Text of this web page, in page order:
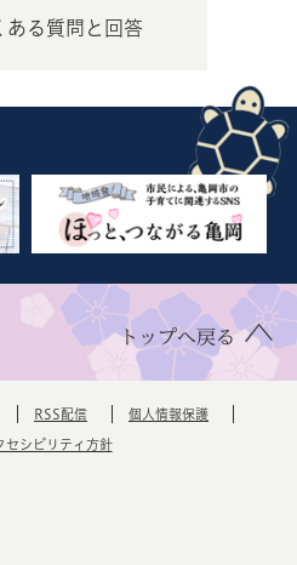
ある質問と回答
トップへ戻る
RSS配信 個人情報保護
セシビリティ方針